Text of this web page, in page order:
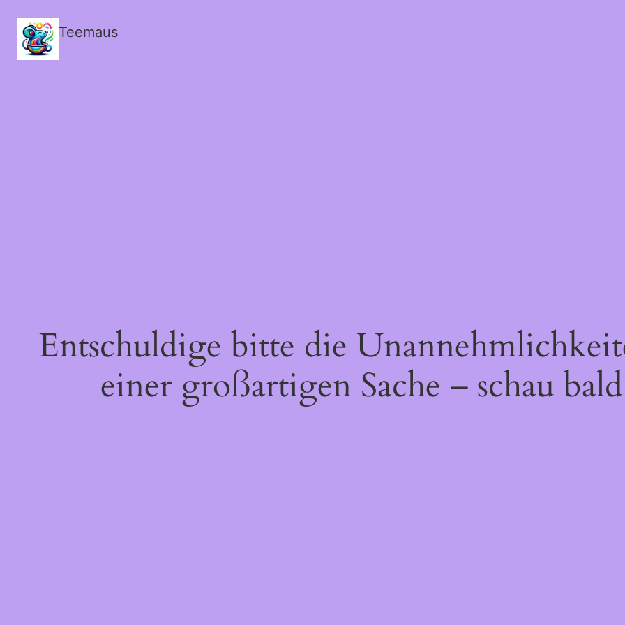
Teemaus
Entschuldige bitte die
einer großartigen Sache – schau